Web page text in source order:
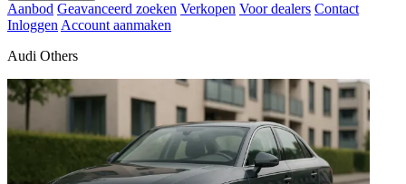
Aanbod Geavanceerd zoeken Verkopen Voor dealers Contact
Inloggen Account aanmaken
Audi Others